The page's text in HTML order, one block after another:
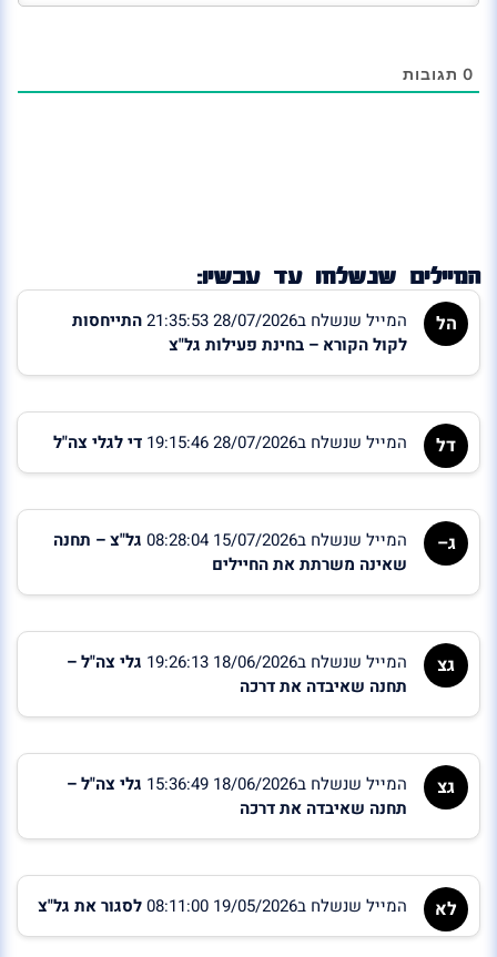
0 תגובות
המיילים שנשלחו עד עכשיו:
הל המייל שנשלח ב28/07/2026 21:35:53
התייחסות
לקול הקורא – בחינת פעילות גל"צ
דל המייל שנשלח ב28/07/2026 19:15:46 די לגלי צה"ל
ג– המייל שנשלח ב15/07/2026 08:28:04
גל"צ – תחנה
שאינה משרתת את החיילים
גצ המייל שנשלח ב18/06/2026 19:26:13
גלי צה"ל –
תחנה שאיבדה את דרכה
גצ המייל שנשלח ב18/06/2026 15:36:49
גלי צה"ל –
תחנה שאיבדה את דרכה
לא המייל שנשלח ב19/05/2026 08:11:00 לסגור את גל"צ